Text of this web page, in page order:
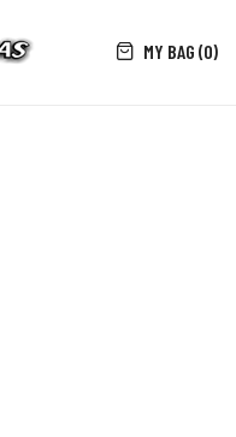
MY BAG (0)